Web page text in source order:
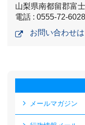
山梨県南都留郡富
電話 : 0555-72-6028
お問い合わせ
メールマガジン